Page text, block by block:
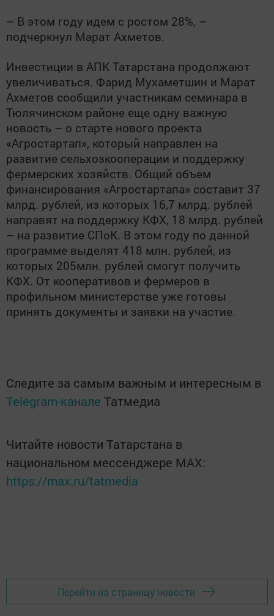
– В этом году идем с ростом 28%, –
подчеркнул Марат Ахметов.
Инвестиции в АПК Татарстана продолжают
увеличиваться. Фарид Мухаметшин и Марат
Ахметов сообщили участникам семинара в
Тюлячинском районе еще одну важную
новость – о старте нового проекта
«Агростартап», который направлен на
развитие сельхозкооперации и поддержку
фермерских хозяйств. Общий объем
финансирования «Агростартапа» составит 37
млрд. рублей, из которых 16,7 млрд. рублей
направят на поддержку КФХ, 18 млрд. рублей
– на развитие СПоК. В этом году по данной
программе выделят 418 млн. рублей, из
которых 205млн. рублей смогут получить
КФХ. От кооперативов и фермеров в
профильном министерстве уже готовы
принять документы и заявки на участие.
Следите за самым важным и интересным в
Telegram-канале Татмедиа
Читайте новости Татарстана в
национальном мессенджере MАХ:
https://max.ru/tatmedia
Перейти на страницу новости